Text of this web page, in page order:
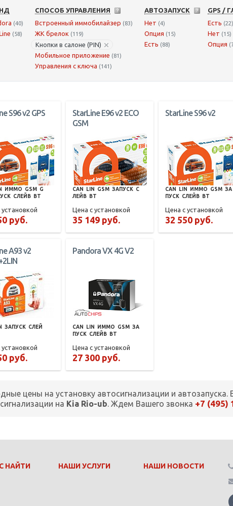
(40)
(58)
СПОСОБ УПРАВЛЕНИЯ
Встроенный иммобилайзер (83)
ЖК брелок (119)
Кнопки в салоне (PIN)
Мобильное приложение (81)
Управления с ключа (141)
АВТОЗАПУСК
Нет (4)
Опция (15)
Есть (88)
GPS /
Есть (22)
Нет (15)
Опция
S96 v2 GPS
ИММО GSM G
СЛЕЙВ BT
руб.
StarLine E96 v2 ECO
GSM
CAN LIN GSM ЗАПУСК С
ЛЕЙВ
BT
Цена с установкой
35 149 руб.
StarLine S96 v2
CAN LIN ИММО GSM ЗА
ПУСК СЛЕЙВ BT
Цена с установкой
32 550 руб.
A93 v2
ЗАПУСК СЛЕЙ
руб.
Pandora VX 4G V2
CAN LIN ИММО GSM ЗА
ПУСК СЛЕЙВ BT
Цена с установкой
27 300 руб.
цены на установку автосигнализации и
на Kia Rio-ub. Ждем Вашего звонка +7 (495)
НАЙТИ НАШИ УСЛУГИ НАШИ НОВОСТИ